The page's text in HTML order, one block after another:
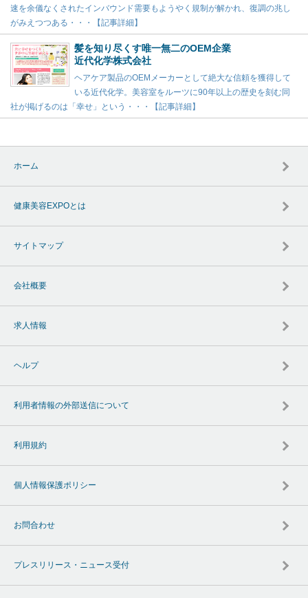
速を余儀なくされたインバウンド需要もようやく規制が解かれ、復調の兆し
がみえつつある・・・【記事詳細】
髪を知り尽くす唯一無二のOEM企業
近代化学株式会社
ヘアケア製品のOEMメーカーとして絶大な信頼を獲得して
いる近代化学。美容室をルーツに90年以上の歴史を刻む同
社が掲げるのは「幸せ」という・・・【記事詳細】
ホーム
健康美容EXPOとは
サイトマップ
会社概要
求人情報
ヘルプ
利用者情報の外部送信について
利用規約
個人情報保護ポリシー
お問合わせ
プレスリリース・ニュース受付